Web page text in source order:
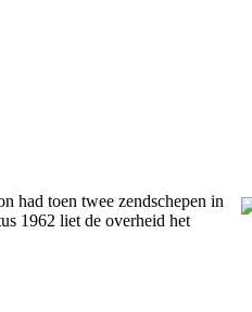
had toen twee zendschepen in
1962 liet de overheid het